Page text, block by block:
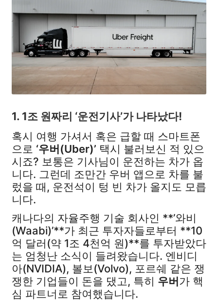
는
곳
1. 1조 원짜리 ‘운전기사’가 나타났다!
혹시 여행 가셔서 혹은 급할 때 스마트폰
으로 ‘우버(Uber)’ 택시 불러보신 적 있으
시죠? 보통은 기사님이 운전하는 차가 옵
니다. 그런데 조만간 우버 앱으로 차를 불
렀을 때, 운전석이 텅 빈 차가 올지도 모릅
니다.
캐나다의 자율주행 기술 회사인 **’와비
(Waabi)’**가 최근 투자자들로부터 **10
억 달러(약 1조 4천억 원)**를 투자받았다
는 엄청난 소식이 들려왔습니다. 엔비디
아(NVIDIA), 볼보(Volvo), 포르쉐 같은 쟁
쟁한 기업들이 돈을 댔고, 특히 우버가 핵
심 파트너로 참여했습니다.